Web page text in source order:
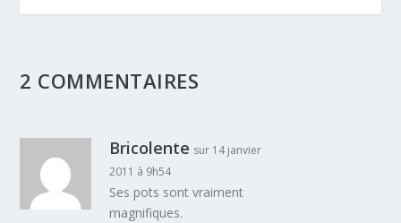
2 COMMENTAIRES
Bricolente sur 14 janvier
2011 à 9h54
Ses pots sont vraiment
magnifiques.